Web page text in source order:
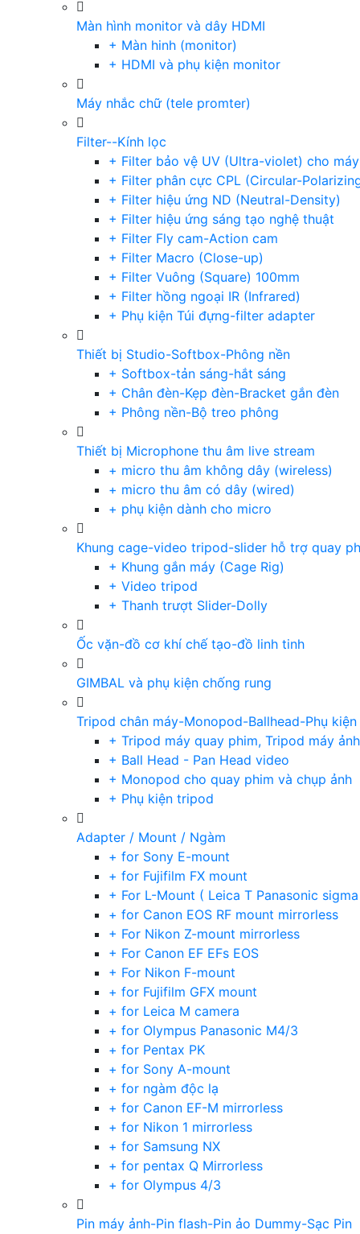
Màn hình monitor và dây HDMI
+ Màn hinh (monitor)
+ HDMI và phụ kiện monitor
Máy nhắc chữ (tele promter)
Filter--Kính lọc
+ Filter bảo vệ UV (Ultra-violet) cho
+ Filter phân cực CPL (Circular-
+ Filter hiệu ứng ND (Neutral-Density)
+ Filter hiệu ứng sáng tạo nghệ thuật
+ Filter Fly cam-Action cam
+ Filter Macro (Close-up)
+ Filter Vuông (Square) 100mm
+ Filter hồng ngoại IR (Infrared)
+ Phụ kiện Túi đựng-filter adapter
Thiết bị Studio-Softbox-Phông nền
+ Softbox-tản sáng-hắt sáng
+ Chân đèn-Kẹp đèn-Bracket gắn đèn
+ Phông nền-Bộ treo phông
Thiết bị Microphone thu âm live stream
+ micro thu âm không dây (wireless)
+ micro thu âm có dây (wired)
+ phụ kiện dành cho micro
Khung cage-video tripod-slider hỗ trợ quay
+ Khung gắn máy (Cage Rig)
+ Video tripod
+ Thanh trượt Slider-Dolly
Ốc vặn-đồ cơ khí chế tạo-đồ linh tinh
GIMBAL và phụ kiện chống rung
Tripod chân máy-Monopod-Ballhead-Phụ kiện
+ Tripod máy quay phim, Tripod máy
+ Ball Head - Pan Head video
+ Monopod cho quay phim và chụp ảnh
+ Phụ kiện tripod
Adapter / Mount / Ngàm
+ for Sony E-mount
+ for Fujifilm FX mount
+ For L-Mount ( Leica T Panasonic
+ for Canon EOS RF mount mirrorless
+ For Nikon Z-mount mirrorless
+ For Canon EF EFs EOS
+ For Nikon F-mount
+ for Fujifilm GFX mount
+ for Leica M camera
+ for Olympus Panasonic M4/3
+ for Pentax PK
+ for Sony A-mount
+ for ngàm độc lạ
+ for Canon EF-M mirrorless
+ for Nikon 1 mirrorless
+ for Samsung NX
+ for pentax Q Mirrorless
+ for Olympus 4/3
Pin máy ảnh-Pin flash-Pin ảo Dummy-Sạc Pin